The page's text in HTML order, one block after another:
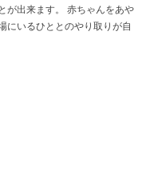
が出来ます。 赤ちゃんをあや
にいるひととのやり取りが自